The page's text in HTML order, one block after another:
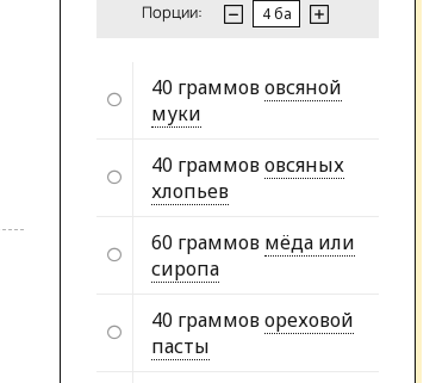
Порции:
40 граммововсяной
муки
40 граммововсяных
хлопьев
60 граммов мёда или
сиропа
40 граммовореховой
пасты